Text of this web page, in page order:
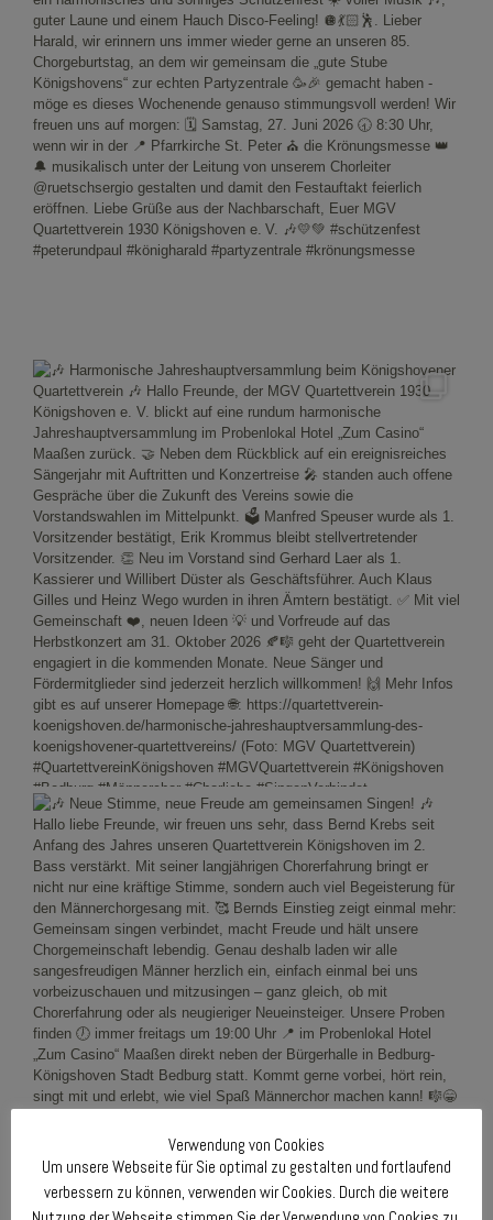
Verwendung von Cookies
Um unsere Webseite für Sie optimal zu gestalten und fortlaufend
verbessern zu können, verwenden wir Cookies. Durch die weitere